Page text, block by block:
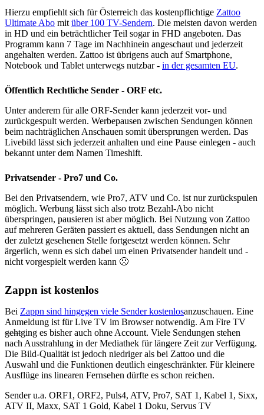
Hierzu empfiehlt sich für Österreich das kostenpflichtige Zattoo
Ultimate Abo mit über 100 TV-Sendern. Die meisten davon werden
in HD und ein beträchtlicher Teil sogar in FHD angeboten. Das
Programm kann 7 Tage im Nachhinein angeschaut und jederzeit
angehalten werden. Zattoo ist übrigens auch auf Smartphone,
Notebook und Tablet unterwegs nutzbar - in der gesamten EU.
Öffentlich Rechtliche Sender - ORF etc.
Unter anderem für alle ORF-Sender kann jederzeit vor- und
zurückgespult werden. Werbepausen zwischen Sendungen können
beim nachträglichen Anschauen somit übersprungen werden. Das
Livebild lässt sich jederzeit anhalten und eine Pause einlegen - auch
bekannt unter dem Namen Timeshift.
Privatsender - Pro7 und Co.
Bei den Privatsendern, wie Pro7, ATV und Co. ist nur zurückspulen
möglich. Werbung lässt sich also trotz Bezahl-Abo nicht
überspringen, pausieren ist aber möglich. Bei Nutzung von Zattoo
auf mehreren Geräten passiert es aktuell, dass Sendungen nicht an
der zuletzt gesehenen Stelle fortgesetzt werden können. Sehr
ärgerlich, wenn es sich dabei um einen Privatsender handelt und -
nicht vorgespielt werden kann 🙁
Zappn ist kostenlos
Bei Zappn sind hingegen viele Sender kostenlosanzuschauen. Eine
Anmeldung ist für Live TV im Browser notwendig. Am Fire TV
gehtging es bisher auch ohne Account. Viele Sendungen stehen
nach Ausstrahlung in der Mediathek für längere Zeit zur Verfügung.
Die Bild-Qualität ist jedoch niedriger als bei Zattoo und die
Auswahl und die Funktionen deutlich eingeschränkter. Für kleinere
Ausflüge ins linearen Fernsehen dürfte es schon reichen.
Sender u.a. ORF1, ORF2, Puls4, ATV, Pro7, SAT 1, Kabel 1, Sixx,
ATV II, Maxx, SAT 1 Gold, Kabel 1 Doku, Servus TV